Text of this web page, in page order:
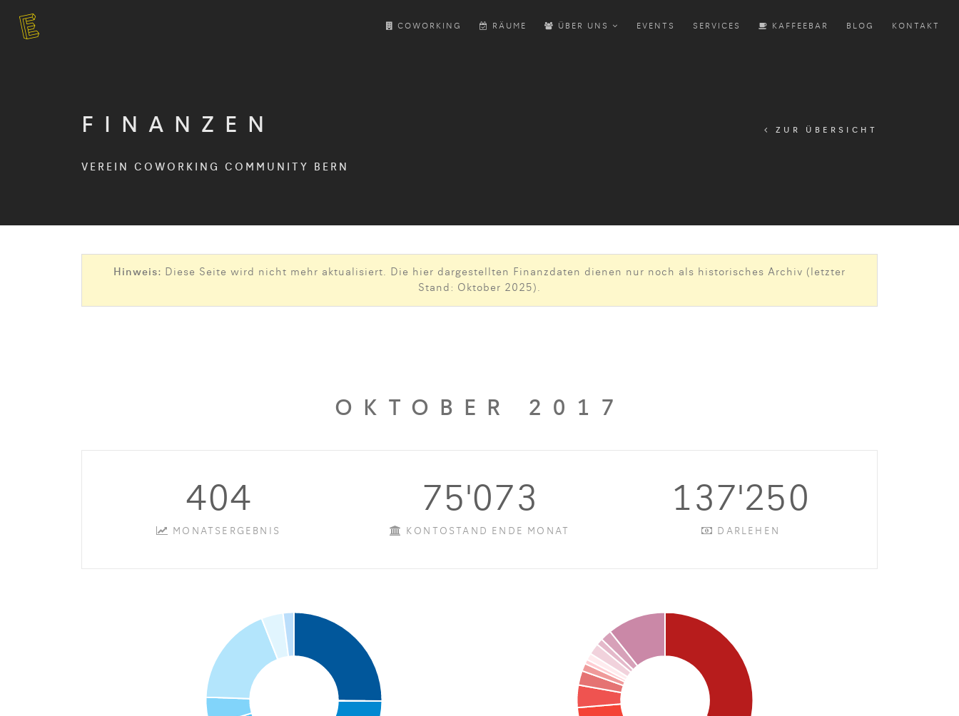
COWORKING RÄUME ÜBER UNS EVENTS SERVICES KAFFEEBAR BLOG KONTAKT
FINANZEN
VEREIN COWORKING COMMUNITY BERN
ZUR ÜBERSICHT
Hinweis: Diese Seite wird nicht mehr aktualisiert. Die hier dargestellten Finanzdaten dienen nur noch als historisches Archiv (letzter
Stand: Oktober 2025).
OKTOBER 2017
404
MONATSERGEBNIS
75'073
KONTOSTAND ENDE MONAT
137'250
DARLEHEN